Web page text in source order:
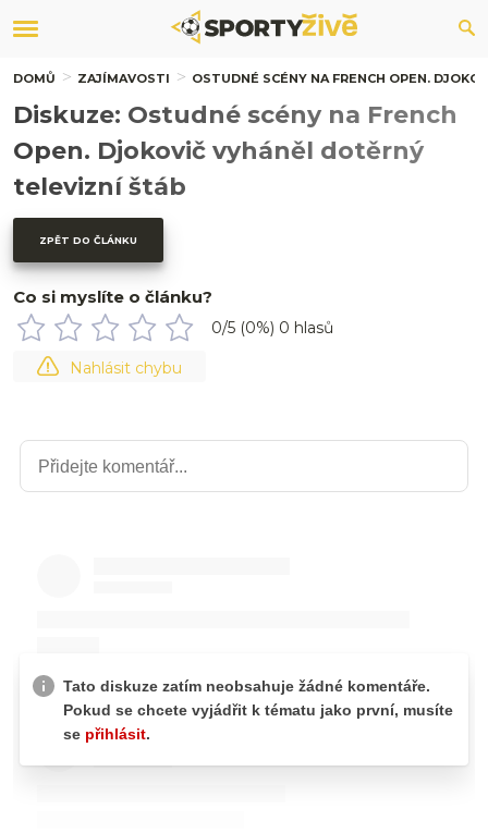
DOMŮ ZAJÍMAVOSTI OSTUDNÉ SCÉNY NA FRENCH OPEN.
Diskuze: Ostudné scény na French
Open. Djokovič vyháněl dotěrný
televizní štáb
ZPĚT DO ČLÁNKU
Co si myslíte o článku?
0/5 (0%) 0 hlasů
Nahlásit chybu